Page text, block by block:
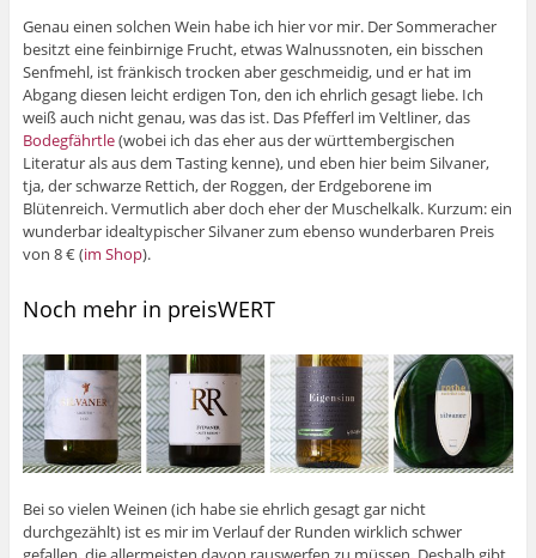
Genau einen solchen Wein habe ich hier vor mir. Der Sommeracher
besitzt eine feinbirnige Frucht, etwas Walnussnoten, ein bisschen
Senfmehl, ist fränkisch trocken aber geschmeidig, und er hat im
Abgang diesen leicht erdigen Ton, den ich ehrlich gesagt liebe. Ich
weiß auch nicht genau, was das ist. Das Pfefferl im Veltliner, das
Bodegfährtle(wobei ich das eher aus der württembergischen
Literatur als aus dem Tasting kenne), und eben hier beim Silvaner,
tja, der schwarze Rettich, der Roggen, der Erdgeborene im
Blütenreich. Vermutlich aber doch eher der Muschelkalk. Kurzum: ein
wunderbar idealtypischer Silvaner zum ebenso wunderbaren Preis
von 8 € (im Shop).
Noch mehr in preisWERT
Bei so vielen Weinen (ich habe sie ehrlich gesagt gar nicht
durchgezählt) ist es mir im Verlauf der Runden wirklich schwer